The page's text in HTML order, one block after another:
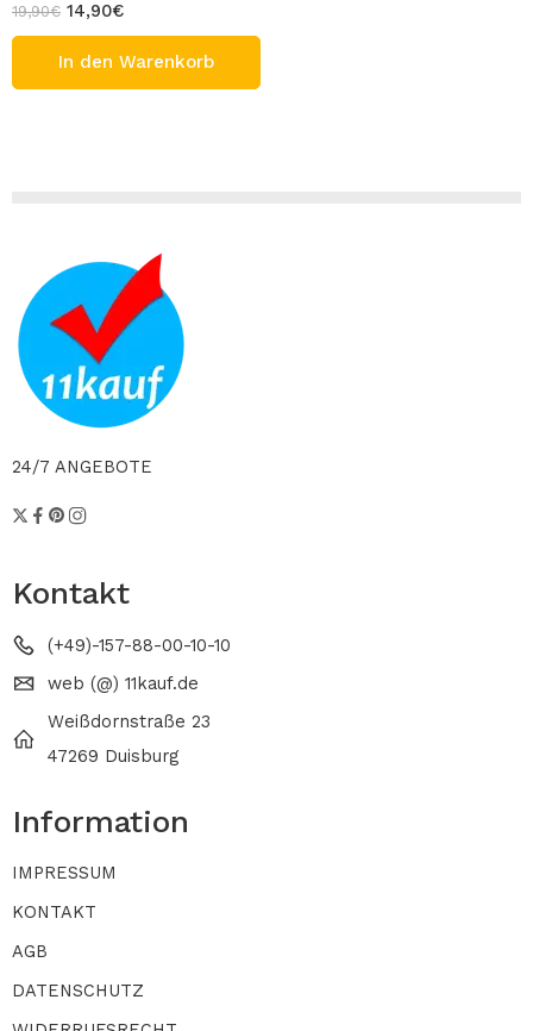
19,90€ 14,90€
In den Warenkorb
24/7 ANGEBOTE
Kontakt
(+49)-157-88-00-10-10
web (@) 11kauf.de
Weißdornstraße 23
47269 Duisburg
Information
IMPRESSUM
KONTAKT
AGB
DATENSCHUTZ